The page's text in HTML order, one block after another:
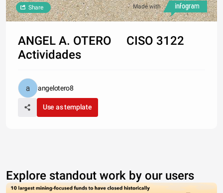
Made with
Share
ANGEL A. OTERO CISO 3122
Actividades
angelotero8
Use as template
Explore standout work by our users